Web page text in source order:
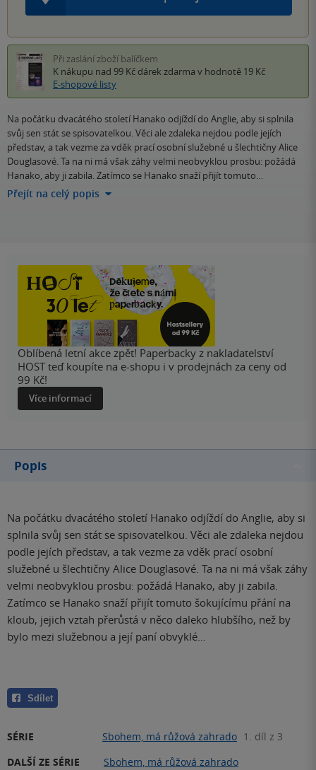
Při zaslání zboží balíčkem
K nákupu nad 99 Kč dárek zdarma v hodnotě 19 Kč
E-shopové listy
Na počátku dvacátého století Hanako odjíždí do Anglie, aby si splnila
svůj sen stát se spisovatelkou. Věci ale zdaleka nejdou podle jejích
představ, a tak vezme za vděk prací osobní služebné u šlechtičny Alice
Douglasové. Ta na ni má však záhy velmi neobvyklou prosbu: požádá
Hanako, aby ji zabila. Zatímco se Hanako snaží přijít tomuto…
Přejít na celý popis
Oblíbená letní akce zpět! Paperbacky z nakladatelství
HOST teď koupíte na e-shopu i v prodejnách za ceny od
99 Kč!
Více informací
Popis
Na počátku dvacátého století Hanako odjíždí do Anglie, aby si
splnila svůj sen stát se spisovatelkou. Věci ale zdaleka nejdou
podle jejích představ, a tak vezme za vděk prací osobní
služebné u šlechtičny Alice Douglasové. Ta na ni má však záhy
velmi neobvyklou prosbu: požádá Hanako, aby ji zabila.
Zatímco se Hanako snaží přijít tomuto šokujícímu přání na
kloub, jejich vztah přerůstá v něco daleko hlubšího, než by
bylo mezi služebnou a její paní obvyklé…
Sdílet
SÉRIE Sbohem, má růžová zahrado 1. díl z 3
DALŠÍ ZE SÉRIE
Sbohem, má růžová zahrado